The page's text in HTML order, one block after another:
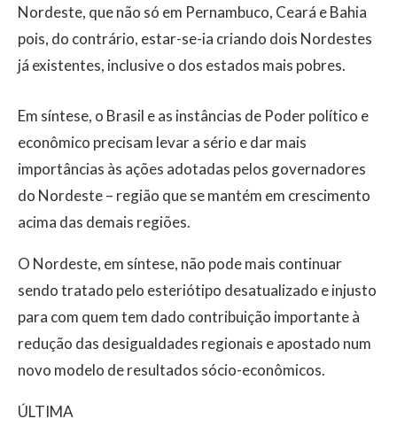
Nordeste, que não só em Pernambuco, Ceará e Bahia
pois, do contrário, estar-se-ia criando dois Nordestes
já existentes, inclusive o dos estados mais pobres.
Em síntese, o Brasil e as instâncias de Poder político e
econômico precisam levar a sério e dar mais
importâncias às ações adotadas pelos governadores
do Nordeste – região que se mantém em crescimento
acima das demais regiões.
O Nordeste, em síntese, não pode mais continuar
sendo tratado pelo esteriótipo desatualizado e injusto
para com quem tem dado contribuição importante à
redução das desigualdades regionais e apostado num
novo modelo de resultados sócio-econômicos.
ÚLTIMA